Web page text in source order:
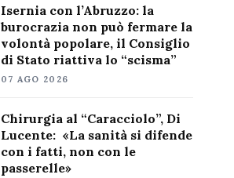
Isernia con l’Abruzzo: la
burocrazia non può fermare la
volontà popolare, il Consiglio
di Stato riattiva lo “scisma”
07 AGO 2026
Chirurgia al “Caracciolo”, Di
Lucente: «La sanità si difende
con i fatti, non con le
passerelle»